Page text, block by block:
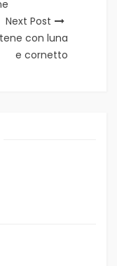
Next Post
con luna
e cornetto